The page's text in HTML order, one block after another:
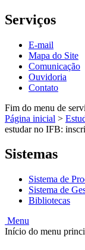
Serviços
E-mail
Mapa do Site
Comunicação
Ouvidoria
Contato
Fim do menu de
Página inicial >
estudar no IFB:
Sistemas
Sistema de
Sistema de
Bibliotecas
Menu
Início do menu